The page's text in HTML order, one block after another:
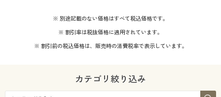
※ 別途記載のない価格はすべて税込価格です。
※ 割引率は税抜価格に適用されています。
※ 割引前の税込価格は、販売時の消費税率で表示しています。
カテゴリ絞り込み